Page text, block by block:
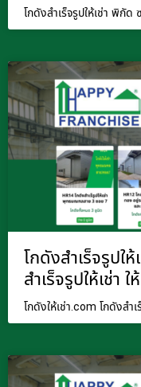
โกดังสำเร็จรูปให้เช่า พิกั
โกดังสำเร็จรูปใ
สำเร็จรูปให้เช่า
โกดังให้เช่า.com โกดังสำเ